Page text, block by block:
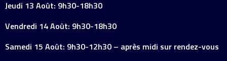
Jeudi 13 Août: 9h30-18h30
Vendredi 14 Août: 9h30-18h30
Samedi 15 Août: 9h30-12h30 – après midi sur rendez-vous